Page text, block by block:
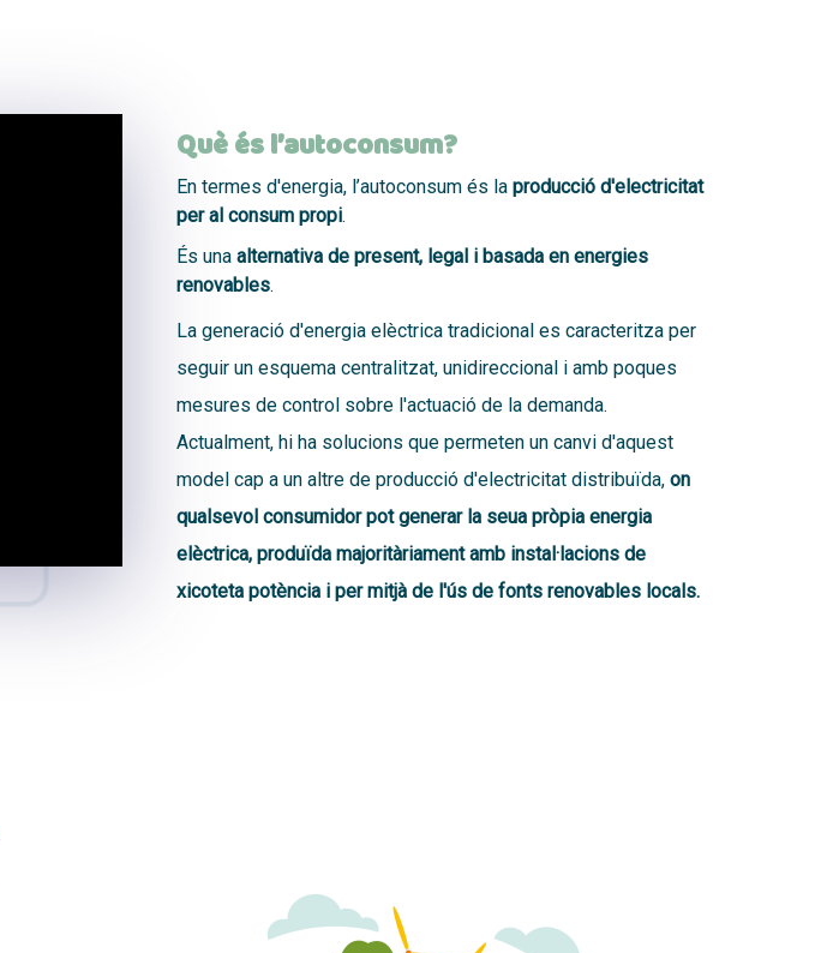
Què és l’autoconsum?
En termes d'energia, l’autoconsum és la producció d'electricitat
per al consum propi.
És una alternativa de present, legal i basada en energies
renovables.
La generació d'energia elèctrica tradicional es caracteritza per
seguir un esquema centralitzat, unidireccional i amb poques
mesures de control sobre l'actuació de la demanda.
Actualment, hi ha solucions que permeten un canvi d'aquest
model cap a un altre de producció d'electricitat distribuïda, on
qualsevol consumidor pot generar la seua pròpia energia
elèctrica, produïda majoritàriament amb instal·lacions de
xicoteta potència i per mitjà de l'ús de fonts renovables locals.